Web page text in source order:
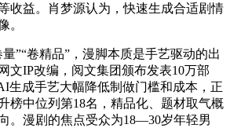
收益。肖梦源认为，快速生成合适剧情
。
卷精品”，漫脚本质是手艺驱动的出
文IP改编，阅文集团颁布发表10万部
生成手艺大幅降低制做门槛和成本，正
榜中位列第18名，精品化、题材取气概
。漫剧的焦点受众为18—30岁年轻男